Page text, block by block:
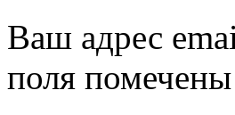
Ваш адрес
поля помечены